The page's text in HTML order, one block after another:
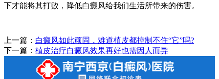
下才能将其打败，降低白癜风给我们生活所带来的伤害。
上一篇： 白癜风如此顽固，难道植皮都控制不住“它”吗?
下一篇： 植皮治疗白癜风效果再好也需因人而异